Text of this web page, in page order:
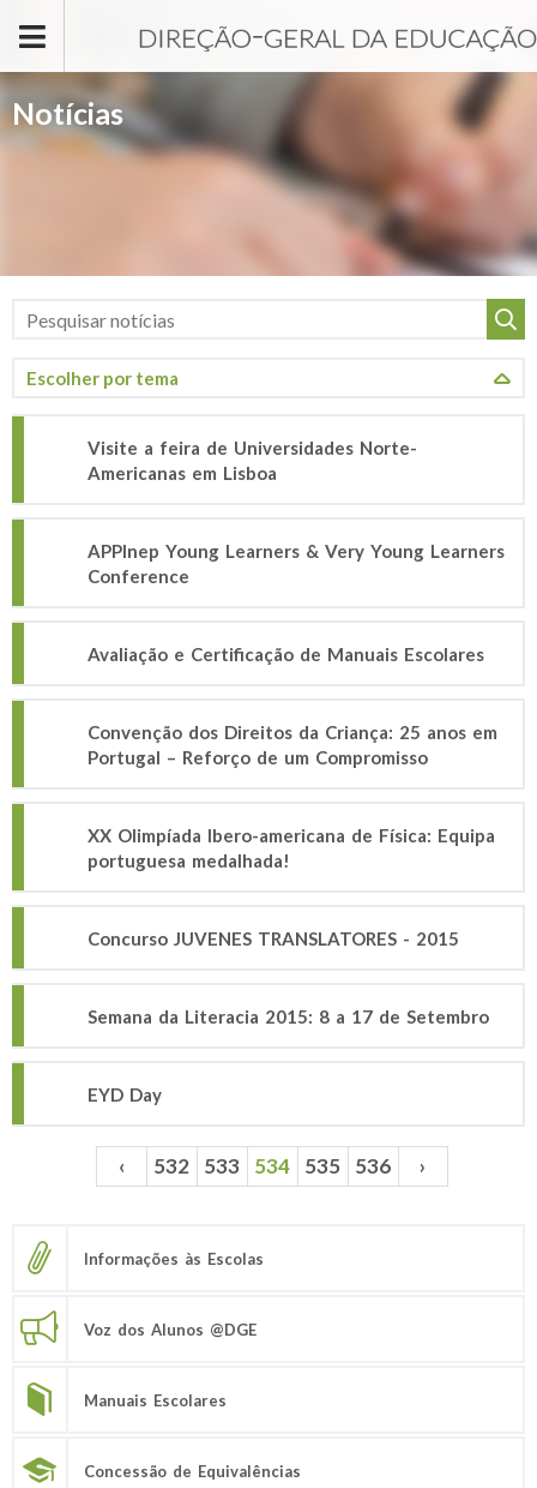
Notícias
Visite a feira de Universidades Norte-
Americanas em Lisboa
APPInep Young Learners & Very Young Learners
Conference
Avaliação e Certificação de Manuais Escolares
Convenção dos Direitos da Criança: 25 anos em
Portugal – Reforço de um Compromisso
XX Olimpíada Ibero-americana de Física: Equipa
portuguesa medalhada!
Concurso JUVENES TRANSLATORES - 2015
Semana da Literacia 2015: 8 a 17 de Setembro
EYD Day
Páginas ‹ 532 533 534 535 536 ›
Informações às Escolas
Voz dos Alunos @DGE
Manuais Escolares
Concessão de Equivalências